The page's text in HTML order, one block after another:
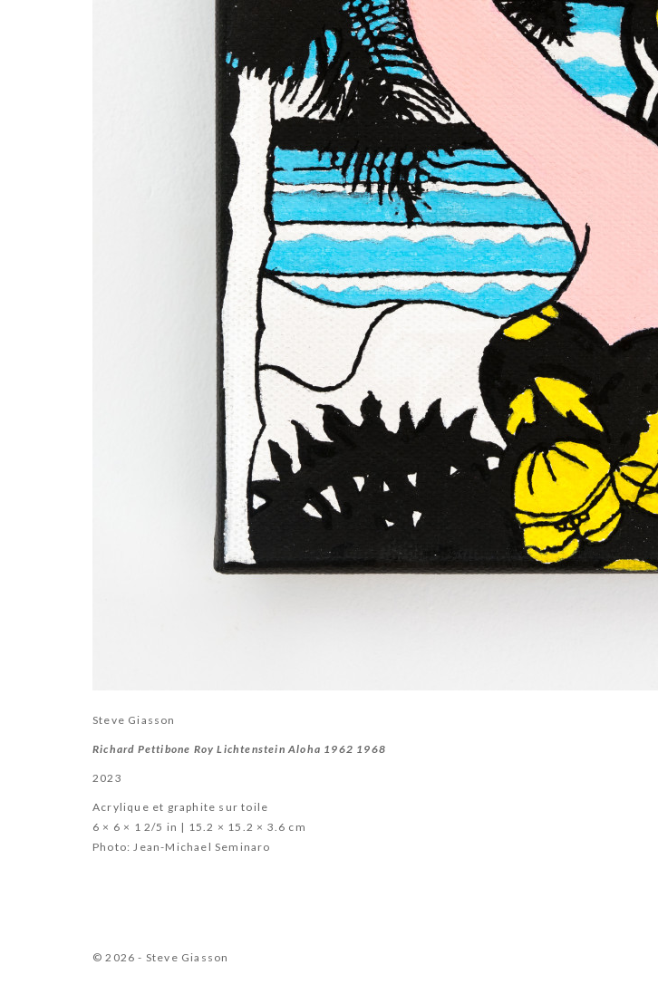
Steve Giasson
Richard Pettibone Roy Lichtenstein Aloha 1962 1968
2023
Acrylique et graphite sur toile
6 × 6 × 1 2/5 in | 15.2 × 15.2 × 3.6 cm
Photo: Jean-Michael Seminaro
© 2026 - Steve Giasson